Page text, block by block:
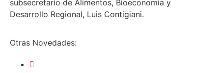
subsecretario de Alimentos, Bioeconomía y
Desarrollo Regional, Luis Contigiani.
Otras Novedades: